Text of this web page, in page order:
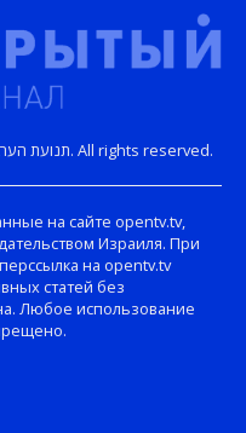
Copyright © Открытый телеканал. תנועת הערבות. All rights reserved.
на сайте opentv.tv,
Израиля. При
на opentv.tv
статей без
Любое использование